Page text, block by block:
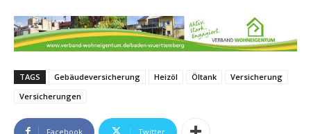
TAGS Gebäudeversicherung Heizöl Öltank
Versicherung
Versicherungen
Facebook Twitter